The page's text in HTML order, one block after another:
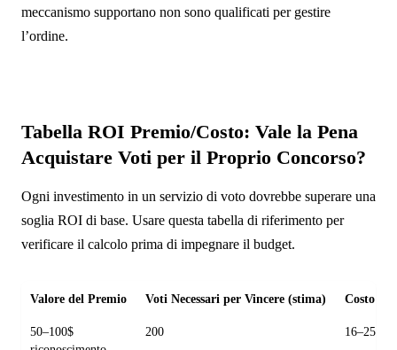
meccanismo supportano non sono qualificati per gestire
l’ordine.
Tabella ROI Premio/Costo: Vale la Pena
Acquistare Voti per il Proprio Concorso?
Ogni investimento in un servizio di voto dovrebbe superare una
soglia ROI di base. Usare questa tabella di riferimento per
verificare il calcolo prima di impegnare il budget.
Valore del Premio Voti Necessari per Vincere (stima) Costo
50–100$
200 16–25$